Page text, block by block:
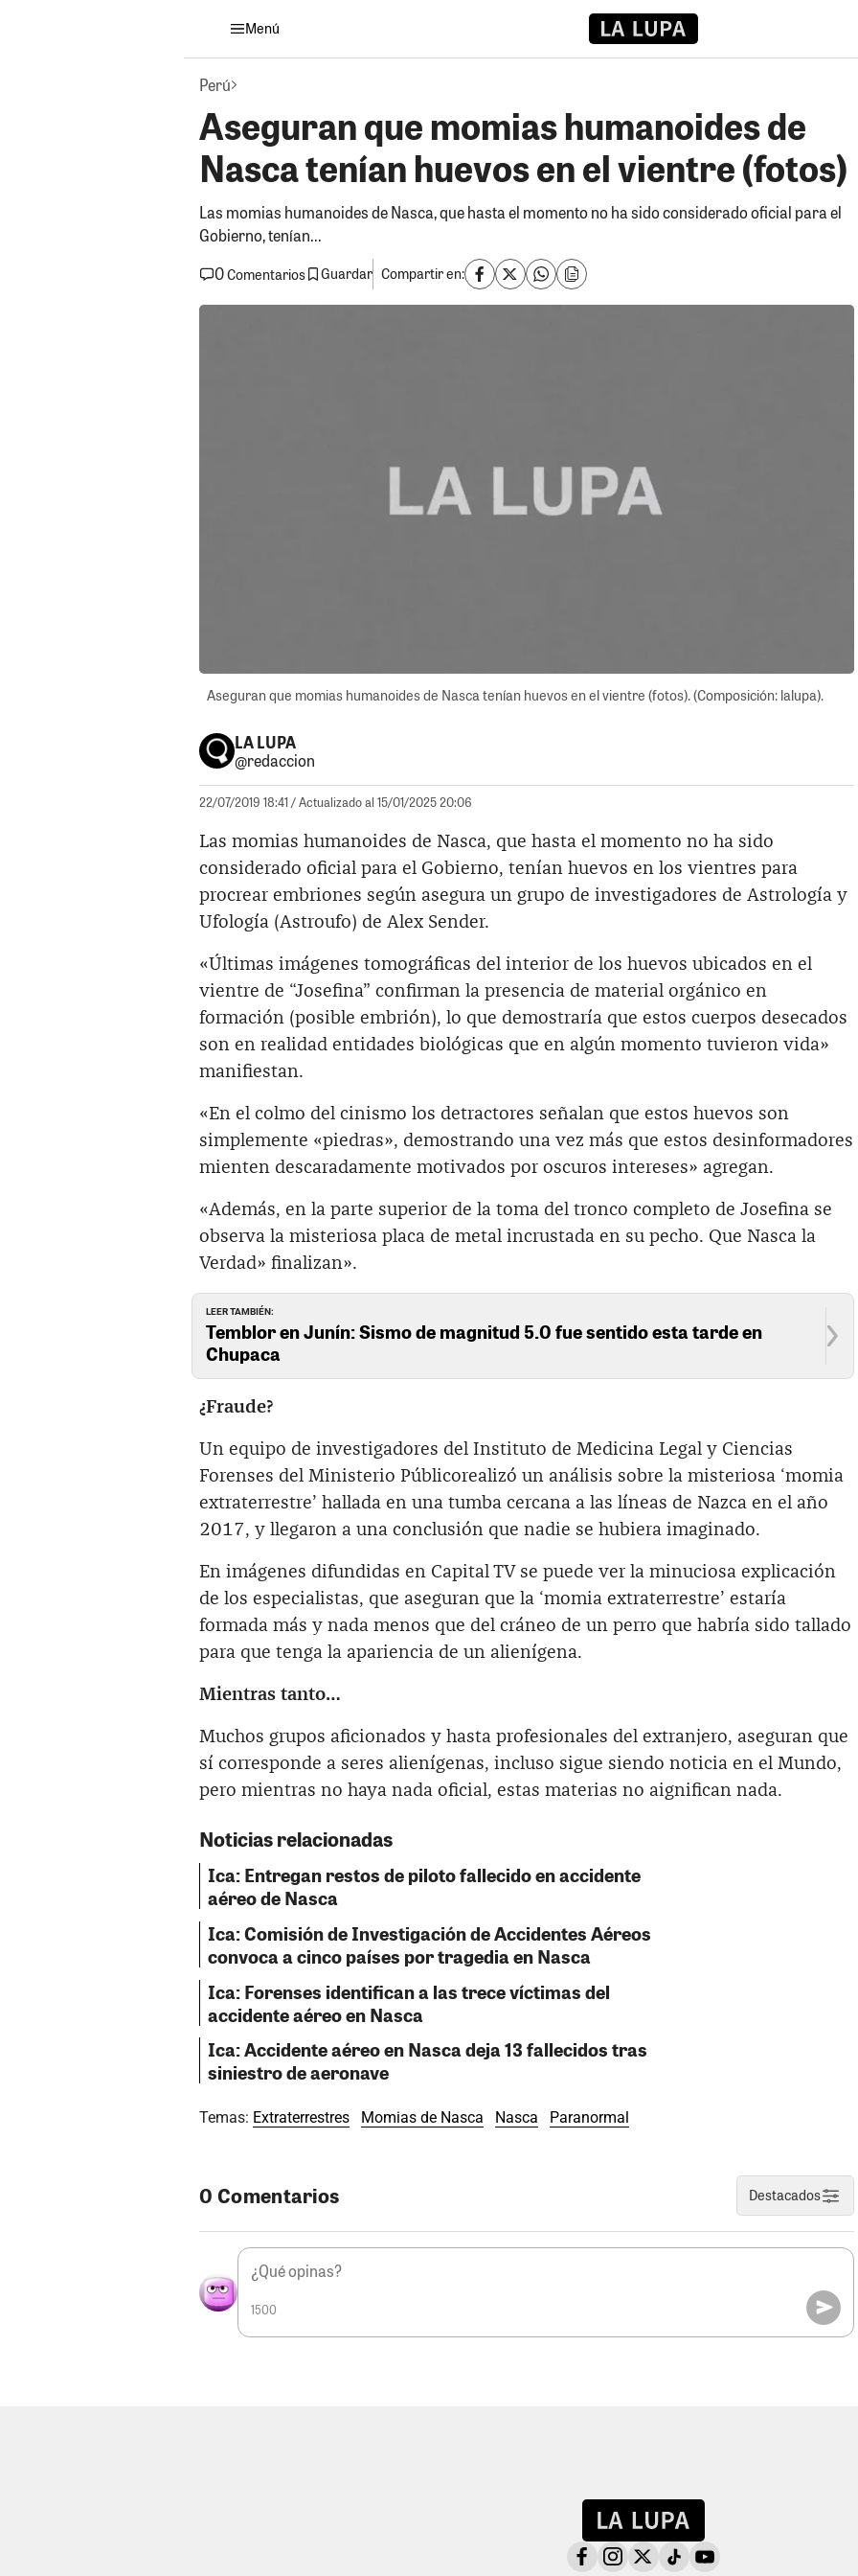
Menú
Perú
Aseguran que momias humanoides de
Nasca tenían huevos en el vientre (fotos)
Las momias humanoides de Nasca, que hasta el momento no ha sido considerado oficial para el
Gobierno, tenían...
0Comentarios Guardar Compartir en:
Aseguran que momias humanoides de Nasca tenían huevos en el vientre (fotos). (Composición: lalupa).
LA LUPA
@redaccion
22/07/2019 18:41 / Actualizado al 15/01/2025 20:06
Las momias humanoides de Nasca, que hasta el momento no ha sido
considerado oficial para el Gobierno, tenían huevos en los vientres para
procrear embriones según asegura un grupo de investigadores de Astrología y
Ufología (Astroufo) de Alex Sender.
«Últimas imágenes tomográficas del interior de los huevos ubicados en el
vientre de “Josefina” confirman la presencia de material orgánico en
formación (posible embrión), lo que demostraría que estos cuerpos desecados
son en realidad entidades biológicas que en algún momento tuvieron vida»
manifiestan.
«En el colmo del cinismo los detractores señalan que estos huevos son
simplemente «piedras», demostrando una vez más que estos desinformadores
mienten descaradamente motivados por oscuros intereses» agregan.
«Además, en la parte superior de la toma del tronco completo de Josefina se
observa la misteriosa placa de metal incrustada en su pecho. Que Nasca la
Verdad» finalizan».
LEER TAMBIÉN:
Temblor en Junín: Sismo de magnitud 5.0 fue sentido esta tarde en
Chupaca
¿Fraude?
Un equipo de investigadores del Instituto de Medicina Legal y Ciencias
Forenses del Ministerio Públicorealizó un análisis sobre la misteriosa ‘momia
extraterrestre’ hallada en una tumba cercana a las líneas de Nazca en el año
2017, y llegaron a una conclusión que nadie se hubiera imaginado.
En imágenes difundidas en Capital TV se puede ver la minuciosa explicación
de los especialistas, que aseguran que la ‘momia extraterrestre’ estaría
formada más y nada menos que del cráneo de un perro que habría sido tallado
para que tenga la apariencia de un alienígena.
Mientras tanto…
Muchos grupos aficionados y hasta profesionales del extranjero, aseguran que
sí corresponde a seres alienígenas, incluso sigue siendo noticia en el Mundo,
pero mientras no haya nada oficial, estas materias no aignifican nada.
Noticias relacionadas
Ica: Entregan restos de piloto fallecido en accidente
aéreo de Nasca
Ica: Comisión de Investigación de Accidentes Aéreos
convoca a cinco países por tragedia en Nasca
Ica: Forenses identifican a las trece víctimas del
accidente aéreo en Nasca
Ica: Accidente aéreo en Nasca deja 13 fallecidos tras
siniestro de aeronave
Temas: Extraterrestres Momias de Nasca Nasca Paranormal
0 Comentarios Destacados
1500